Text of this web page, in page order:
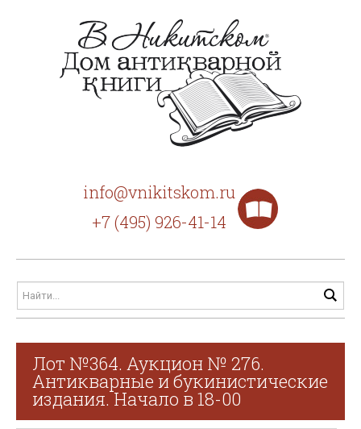
info@vnikitskom.ru
+7 (495) 926-41-14
Лот №364. Аукцион № 276.
Антикварные и букинистические
издания. Начало в 18-00